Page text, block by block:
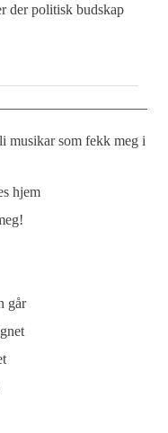
der politisk budskap
musikar som fekk meg i
hjem
går